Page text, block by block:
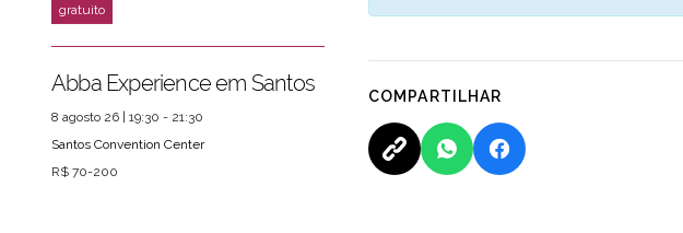
COMPARTILHAR
Abba Experience em Santos
8 agosto 26 | 19:30 - 21:30
Santos Convention Center
R$ 70-200